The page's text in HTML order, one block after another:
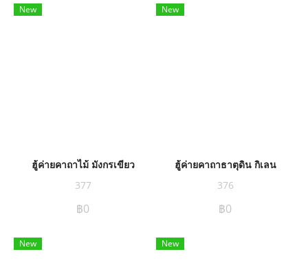
New
ฮู้ค่ายคาถาไม้ มังกรเขียว
377
฿0
New
ฮู้ค่ายคาถาธาตุดิน กิเลน
376
฿0
New New